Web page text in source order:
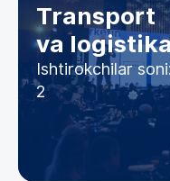
Transport
va
Ishtirokchilar soni:
2